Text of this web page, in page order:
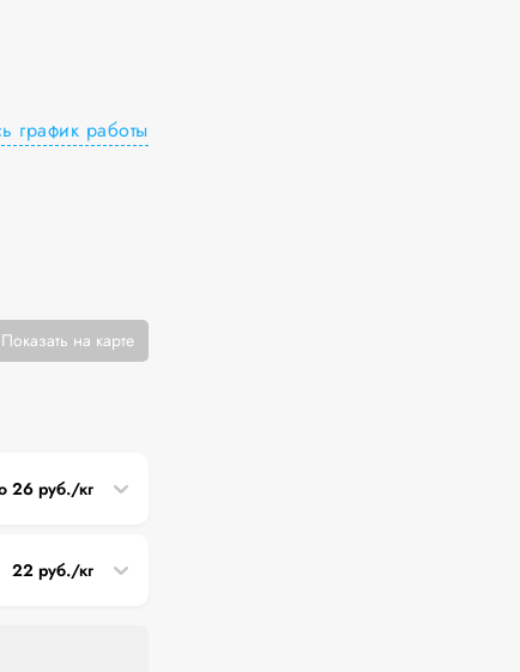
график работы
Показать на карте
26 руб./кг
22 руб./кг